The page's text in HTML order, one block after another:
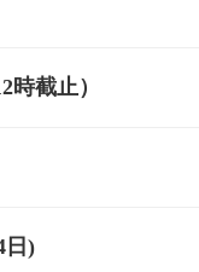
時截止）
日)